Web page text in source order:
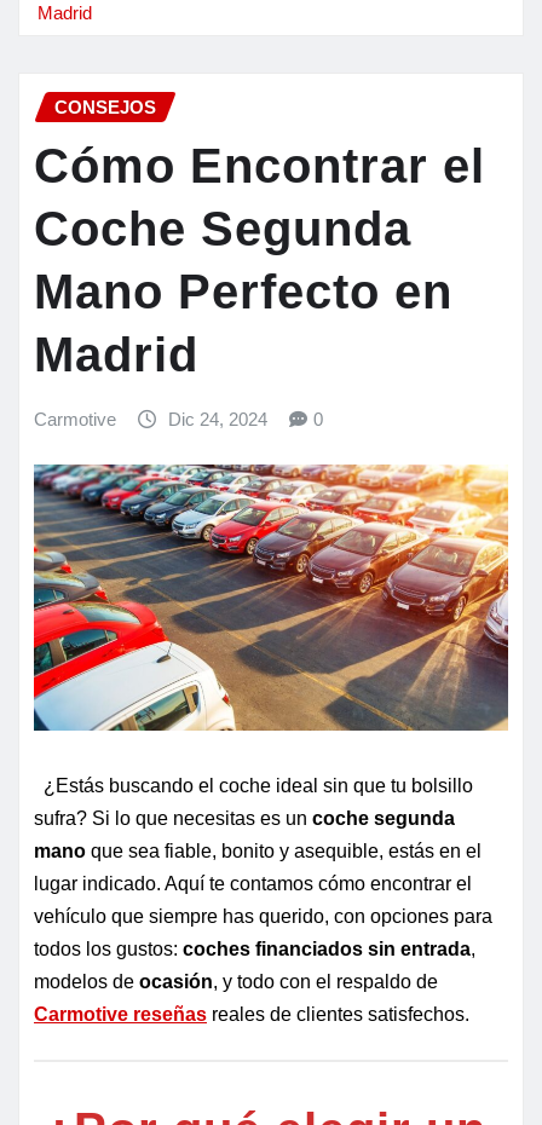
Madrid
CONSEJOS
Cómo Encontrar el
Coche Segunda
Mano Perfecto en
Madrid
Carmotive Dic 24, 2024 0
¿Estás buscando el coche ideal sin que tu bolsillo
sufra? Si lo que necesitas es un coche segunda
mano que sea fiable, bonito y asequible, estás en el
lugar indicado. Aquí te contamos cómo encontrar el
vehículo que siempre has querido, con opciones para
todos los gustos: coches financiados sin entrada,
modelos de ocasión, y todo con el respaldo de
Carmotive reseñas reales de clientes satisfechos.